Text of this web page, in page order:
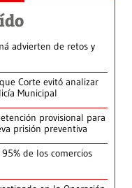
advierten de retos y
Corte evitó analizar
Municipal
provisional para
prisión preventiva
de los comercios